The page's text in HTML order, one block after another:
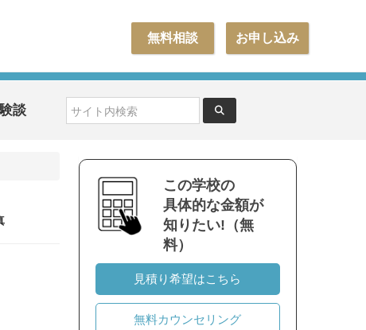
お申し込み
無料相談
談
この学校の
具体的な金額が
知りたい!（無
料）
見積り希望はこちら
無料カウンセリング